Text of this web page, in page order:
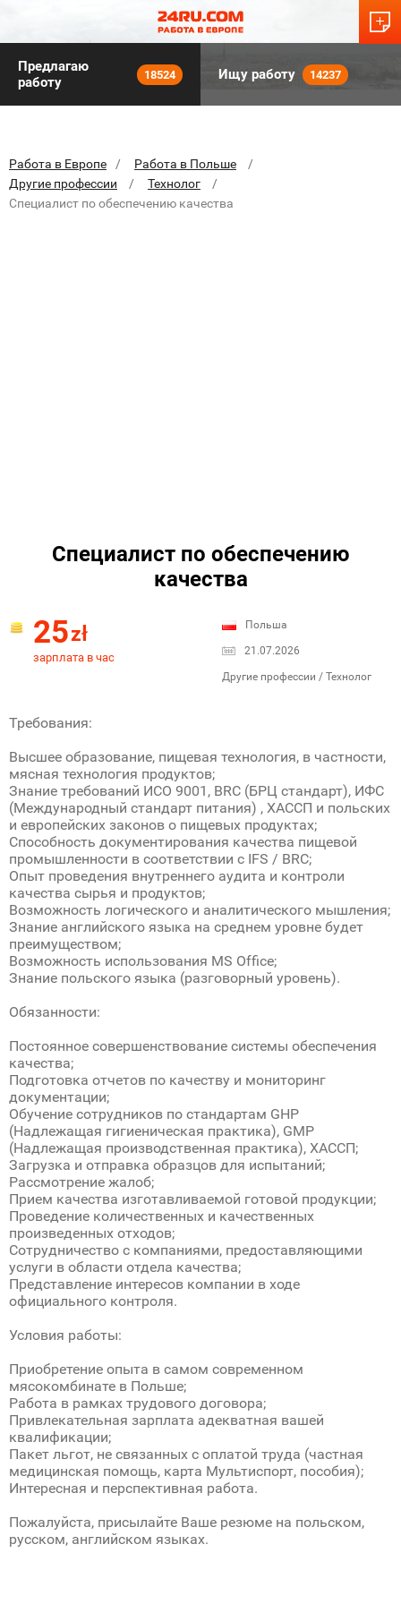
Предлагаю
работу
18524 Ищу работу 14237
Работа в Европе
Работа в Польше
Другие профессии
Технолог
Специалист по обеспечению качества
Специалист по обеспечению
качества
25zł
зарплата в час
Польша
21.07.2026
Другие профессии / Технолог
Требования:
Высшее образование, пищевая технология, в частности,
мясная технология продуктов;
Знание требований ИСО 9001, BRC (БРЦ стандарт), ИФС
(Международный стандарт питания) , ХАССП и польских
и европейских законов о пищевых продуктах;
Способность документирования качества пищевой
промышленности в соответствии с IFS / BRC;
Опыт проведения внутреннего аудита и контроли
качества сырья и продуктов;
Возможность логического и аналитического мышления;
Знание английского языка на среднем уровне будет
преимуществом;
Возможность использования MS Office;
Знание польского языка (разговорный уровень).
Обязанности:
Постоянное совершенствование системы обеспечения
качества;
Подготовка отчетов по качеству и мониторинг
документации;
Обучение сотрудников по стандартам GHP
(Надлежащая гигиеническая практика), GMP
(Надлежащая производственная практика), ХАССП;
Загрузка и отправка образцов для испытаний;
Рассмотрение жалоб;
Прием качества изготавливаемой готовой продукции;
Проведение количественных и качественных
произведенных отходов;
Сотрудничество с компаниями, предоставляющими
услуги в области отдела качества;
Представление интересов компании в ходе
официального контроля.
Условия работы:
Приобретение опыта в самом современном
мясокомбинате в Польше;
Работа в рамках трудового договора;
Привлекательная зарплата адекватная вашей
квалификации;
Пакет льгот, не связанных с оплатой труда (частная
медицинская помощь, карта Мультиспорт, пособия);
Интереснaя и перспективнaя работa.
Пожалуйста, присылайте Ваше резюме на польском,
русском, английском языках.